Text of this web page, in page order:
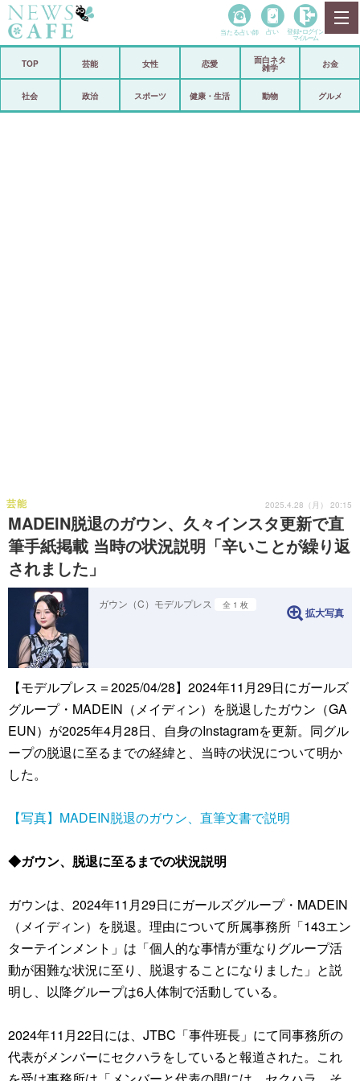
政治
当たる占い師 占い 登録• ログイン
マイルーム
TOP 芸能 女性 恋愛
面白ネタ
雑学
お金
社会 政治 スポーツ 健康・生活 動物 グルメ
MADEIN脱退のガウン、久々インスタ更新で直
筆手紙掲載 当時の状況説明「辛いことが繰り返
されました」
芸能 2025.4.28（月） 20:15
ガウン（C）モデルプレス 全 1 枚
拡大写真
【モデルプレス＝2025/04/28】2024年11月29日にガールズ
グループ・MADEIN（メイディン）を脱退したガウン（GA
EUN）が2025年4月28日、自身のInstagramを更新。同グル
ープの脱退に至るまでの経緯と、当時の状況について明か
した。
【写真】MADEIN脱退のガウン、直筆文書で説明
◆ガウン、脱退に至るまでの状況説明
ガウンは、2024年11月29日にガールズグループ・MADEIN
（メイディン）を脱退。理由について所属事務所「143エン
ターテインメント」は「個人的な事情が重なりグループ活
動が困難な状況に至り、脱退することになりました」と説
明し、以降グループは6人体制で活動している。
2024年11月22日には、JTBC「事件班長」にて同事務所の
代表がメンバーにセクハラをしていると報道された。これ